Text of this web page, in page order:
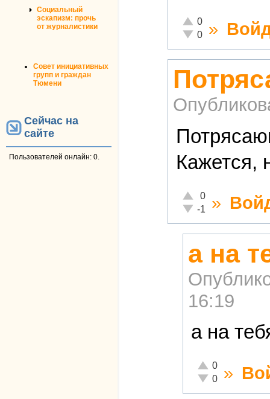
Социальный
эскапизм: прочь
от журналистики
Совет инициативных
групп и граждан
Тюмени
Сейчас на
сайте
Пользователей онлайн: 0.
Отлично!
0
Неадекватно!
0 »
Кажется,
Отлично!
0
Неадекватно!
-1 »
а на
16:19
а на
Отлично!
0
Неадекватно!
0 »